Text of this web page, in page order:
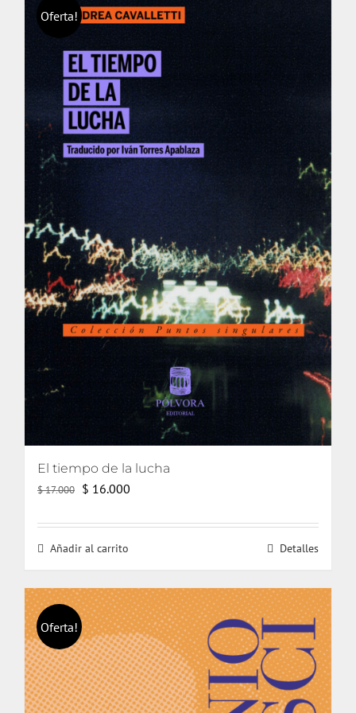
Oferta!
El tiempo de la lucha
$17.000 El
original
era:
$ 16.000
actual
Añadir al carrito Detalles
Oferta!